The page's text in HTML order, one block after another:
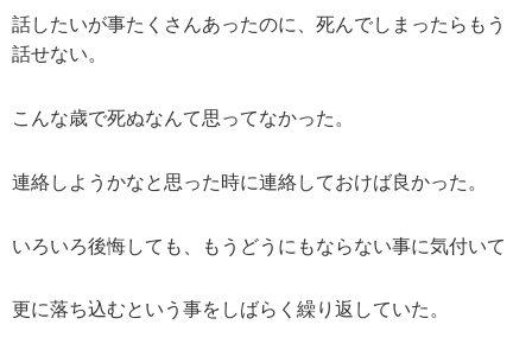
話したいが事たくさんあったのに、死んでしまったらもう
話せない。
こんな歳で死ぬなんて思ってなかった。
連絡しようかなと思った時に連絡しておけば良かった。
いろいろ後悔しても、もうどうにもならない事に気付いて
更に落ち込むという事をしばらく繰り返していた。